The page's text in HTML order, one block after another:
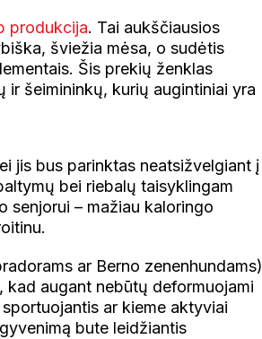
produkcija. Tai aukščiausios
šviežia mėsa, o sudėtis
Šis prekių ženklas
šeimininkų, kurių augintiniai yra
jis bus parinktas neatsižvelgiant į
bei riebalų taisyklingam
senjorui – mažiau kaloringo
ar Berno zenenhundams)
augant nebūtų deformuojami
ar kieme aktyviai
bute leidžiantis